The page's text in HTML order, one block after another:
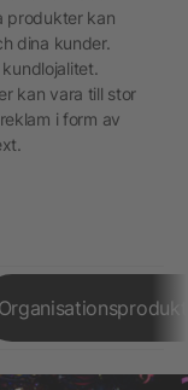
produkter kan
dina kunder.
kan vara till stor
i form av